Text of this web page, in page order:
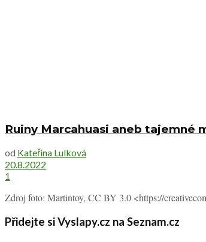
Ruiny Marcahuasi aneb tajemné
od Kateřina Lulková
20.8.2022
1
Zdroj foto: Martintoy, CC BY 3.0 <https://
Přidejte si Vyslapy.cz na Seznam.cz